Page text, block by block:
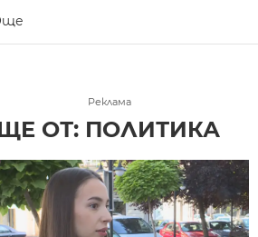
Реклама
ОТ: ПОЛИТИКА